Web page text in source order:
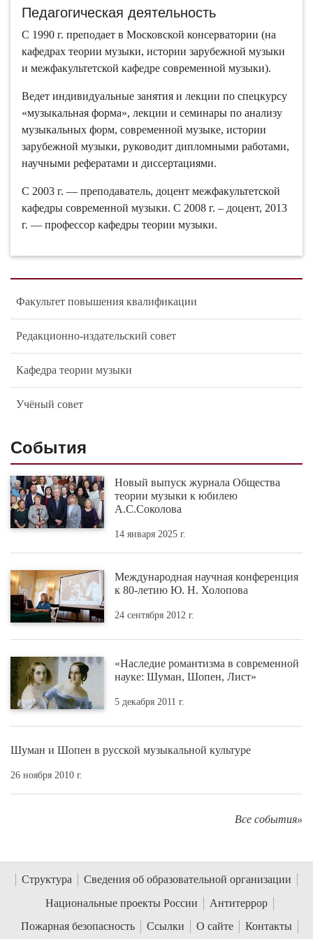
Факультет повышения квалификации
Редакционно-издательский совет
Кафедра теории музыки
Учёный совет
Педагогическая деятельность
С 1990 г. преподает в Московской консерватории (на
кафедрах теории музыки, истории зарубежной музыки
и межфакультетской кафедре современной музыки).
Ведет индивидуальные занятия и лекции по спецкурсу
«музыкальная форма», лекции и семинары по анализу
музыкальных форм, современной музыке, истории
зарубежной музыки, руководит дипломными работами,
научными рефератами и диссертациями.
С 2003 г. — преподаватель, доцент межфакультетской
кафедры современной музыки. С 2008 г. – доцент, 2013
г. — профессор кафедры теории музыки.
События
Новый выпуск журнала Общества
теории музыки к юбилею
А.С.Соколова
14 января 2025 г.
Международная научная конференция
к 80-летию Ю. Н. Холопова
24 сентября 2012 г.
«Наследие романтизма в современной
науке: Шуман, Шопен, Лист»
5 декабря 2011 г.
Шуман и Шопен в русской музыкальной культуре
26 ноября 2010 г.
Все события»
Структура
Сведения об образовательной организации
Национальные проекты России
Антитеррор
Пожарная безопасность
Ссылки О сайте Контакты